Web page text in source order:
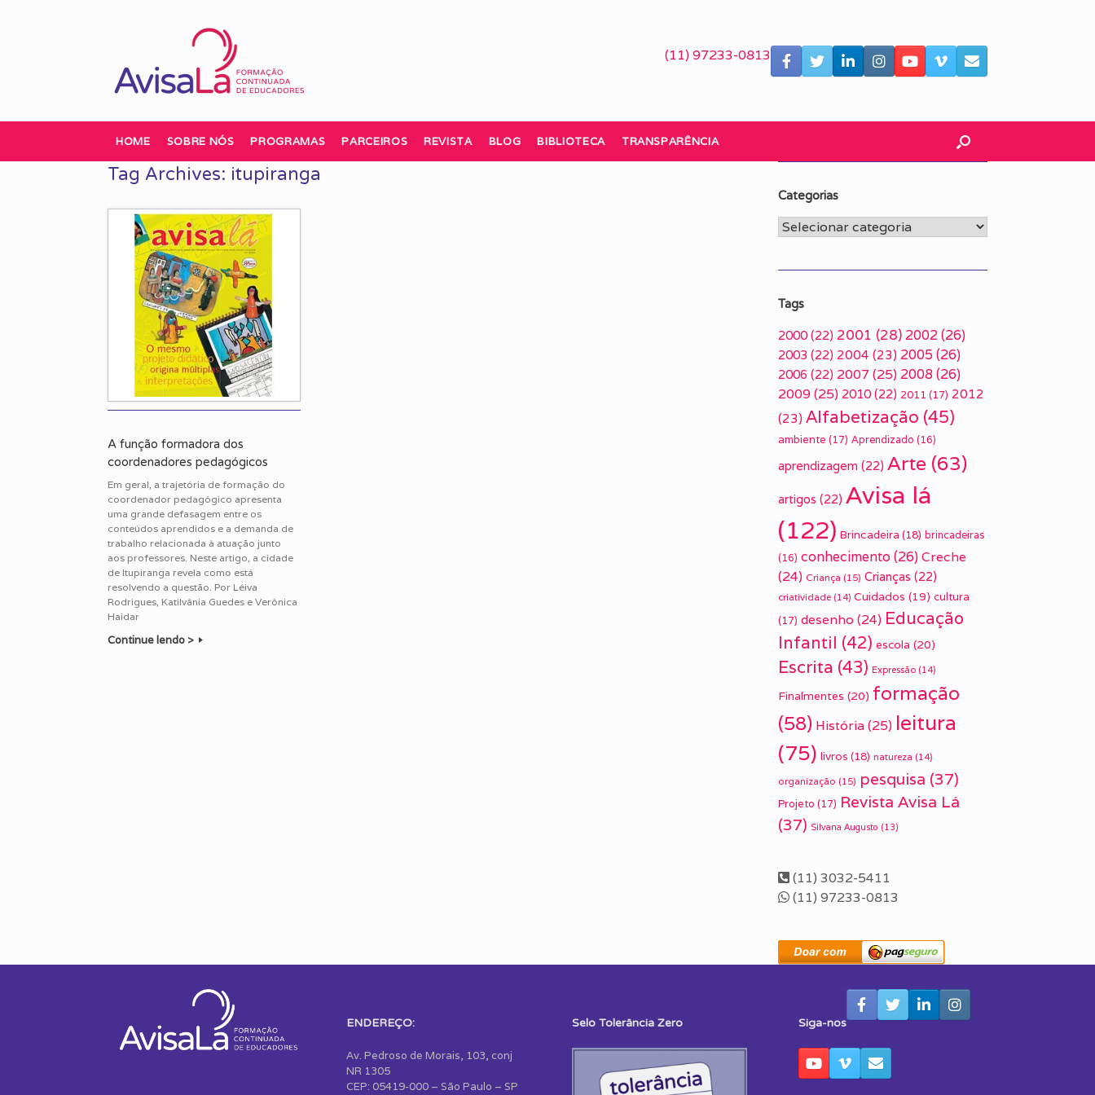
(11) 97233-0813
HOME SOBRE NÓS PROGRAMAS PARCEIROS REVISTA BLOG BIBLIOTECA TRANSPARÊNCIA
Tag Archives: itupiranga
A função formadora dos
coordenadores pedagógicos
Em geral, a trajetória de formação do
coordenador pedagógico apresenta
uma grande defasagem entre os
conteúdos aprendidos e a demanda de
trabalho relacionada à atuação junto
aos professores. Neste artigo, a cidade
de Itupiranga revela como está
resolvendo a questão. Por Léiva
Rodrigues, Katilvânia Guedes e Verônica
Haidar
Continue lendo >
Categorias
Categorias
Tags
2000 (22) 2001 (28) 2002(26)
2003 (22) 2004 (23) 2005 (26)
2006 (22) 2007 (25) 2008(26)
2009(25) 2010 (22) 2011 (17) 2012
(23) Alfabetização (45)
ambiente (17) Aprendizado (16)
aprendizagem (22) Arte (63)
artigos (22) Avisa lá
(122) Brincadeira (18) brincadeiras
(16) conhecimento(26) Creche
(24) Criança (15) Crianças (22)
criatividade (14) Cuidados (19) cultura
(17) desenho (24) Educação
Infantil (42) escola (20)
Escrita (43) Expressão (14)
Finalmentes (20) formação
(58) História(25) leitura
(75) livros (18) natureza (14)
organização (15) pesquisa (37)
Projeto (17) Revista Avisa Lá
(37) Silvana Augusto (13)
(11) 3032-5411
(11) 97233-0813
ENDEREÇO:
Av. Pedroso de Morais, 103, conj
NR 1305
CEP: 05419-000 – São Paulo – SP
Selo Tolerância Zero Siga-nos